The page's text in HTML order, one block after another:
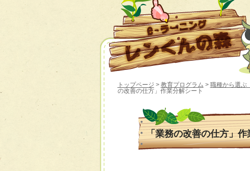
トップページ > 教育プログラム > 職種から選ぶ
の改善の仕方」作業分解シート
「業務の改善の仕方」